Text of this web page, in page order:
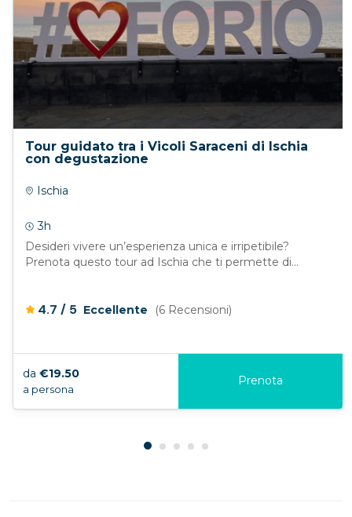
Tour guidato tra i Vicoli Saraceni di Ischia
con degustazione
Ischia
3h
Desideri vivere un’esperienza unica e irripetibile?
Prenota questo tour ad Ischia che ti permette di...
4.7 /5 Eccellente (6 Recensioni)
da €19.50
a persona
Prenota